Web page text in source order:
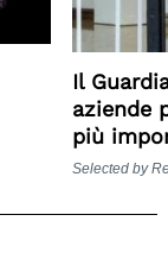
Il
aziende
più
Selected by